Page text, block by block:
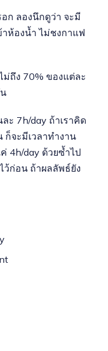
ก ลองนึกดูว่า จะมี
ห้องน้ำ ไม่ชงกาแฟ
ม่ถึง 70% ของแต่ละ
ะ 7h/day ถ้าเราคิด
จะมีเวลาทำงาน
4h/day ด้วยซ้ำไป
ว้ก่อน ถ้าผลลัพธ์ยัง